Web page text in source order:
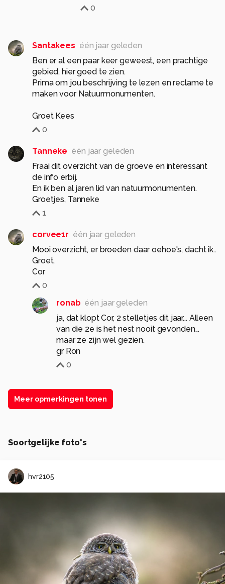
0
Santakees één jaar geleden
Ben er al een paar keer geweest, een prachtige
gebied, hier goed te zien.
Prima om jou beschrijving te lezen en reclame te
maken voor Natuurmonumenten.
Groet Kees
0
Tanneke één jaar geleden
Fraai dit overzicht van de groeve en interessant
de info erbij.
En ik ben al jaren lid van natuurmonumenten.
Groetjes, Tanneke
1
corvee1r één jaar geleden
Mooi overzicht, er broeden daar oehoe's, dacht ik..
Groet,
Cor
0
ronab één jaar geleden
ja, dat klopt Cor, 2 stelletjes dit jaar... Alleen
van die 2e is het nest nooit gevonden...
maar ze zijn wel gezien.
gr Ron
0
Meer opmerkingen tonen
Soortgelijke foto's
hvr2105